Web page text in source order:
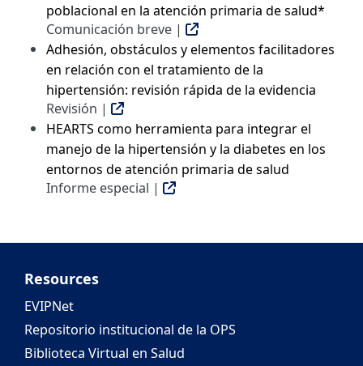
poblacional en la atención primaria de salud*
Comunicación breve |
Adhesión, obstáculos y elementos facilitadores
en relación con el tratamiento de la
hipertensión: revisión rápida de la evidencia
Revisión |
HEARTS como herramienta para integrar el
manejo de la hipertensión y la diabetes en los
entornos de atención primaria de salud
Informe especial |
Resources
EVIPNet
Repositorio institucional de la OPS
Biblioteca Virtual en Salud